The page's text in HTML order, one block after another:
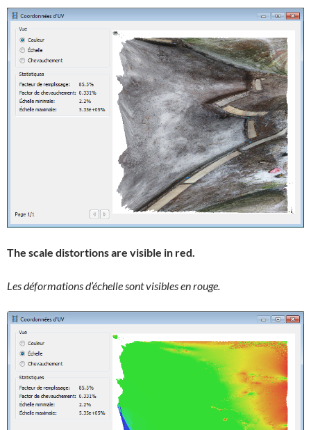
The scale distortions are visible in red.
Les déformations d’échelle sont visibles en rouge.